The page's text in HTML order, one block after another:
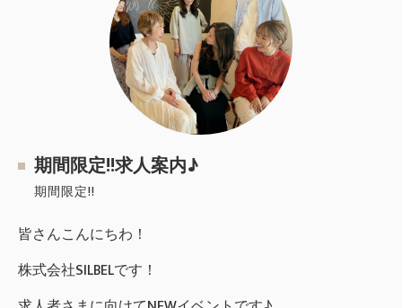
期間限定!!求人案内♪
期間限定!!
皆さんこんにちわ！
株式会社SILBELです！